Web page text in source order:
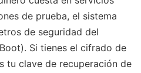
de prueba, el sistema
de seguridad del
Si tienes el cifrado de
tu clave de recuperación de